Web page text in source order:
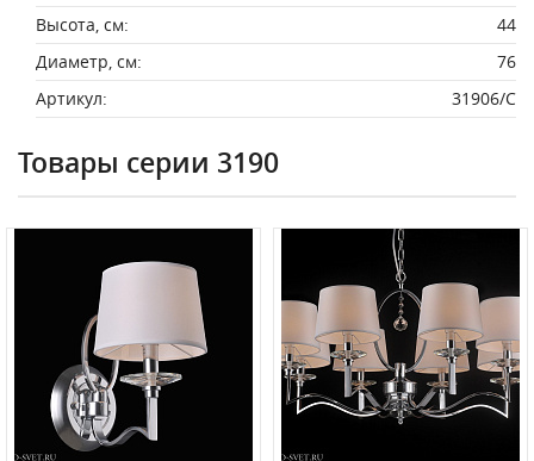
Высота, см:
44
Диаметр, см:
76
Артикул:
31906/С
Товары серии 3190